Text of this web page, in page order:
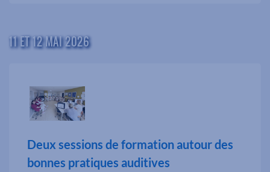
11 ET 12 MAI 2026
Deux sessions de formation autour des
bonnes pratiques auditives